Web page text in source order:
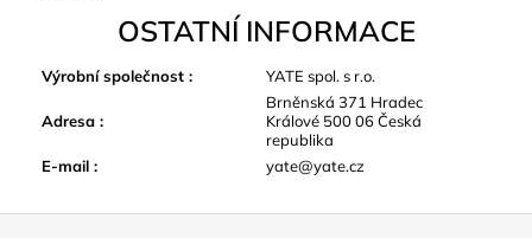
OSTATNÍ INFORMACE
Výrobní společnost : YATE spol. s r.o.
Adresa :
Brněnská 371 Hradec
Králové 500 06 Česká
republika
E-mail : yate@yate.cz